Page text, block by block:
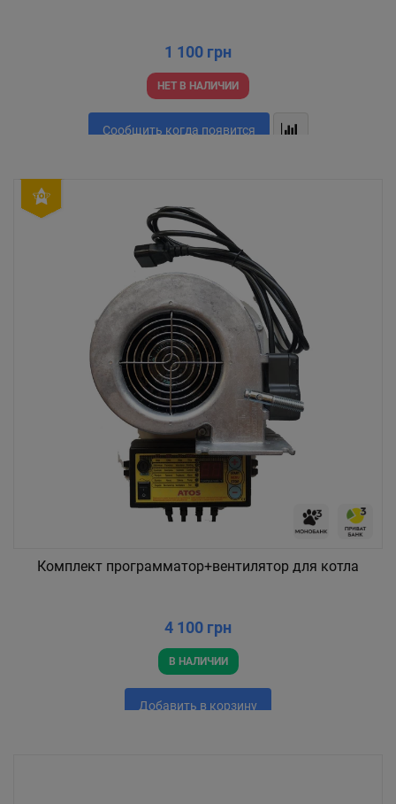
1 100 грн
НЕТ В НАЛИЧИИ
Сообщить когда появится
Комплект программатор+вентилятор для котла
4 100 грн
В НАЛИЧИИ
Добавить в корзину